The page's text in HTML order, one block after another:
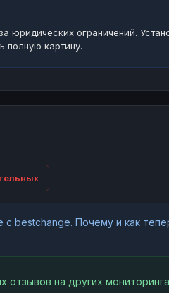
юридических ограничений.
полную картину.
bestchange. Почему и как
на других